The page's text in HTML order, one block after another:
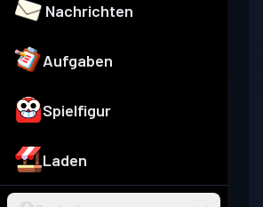
Nachrichten
Aufgaben
Spielfigur
Laden